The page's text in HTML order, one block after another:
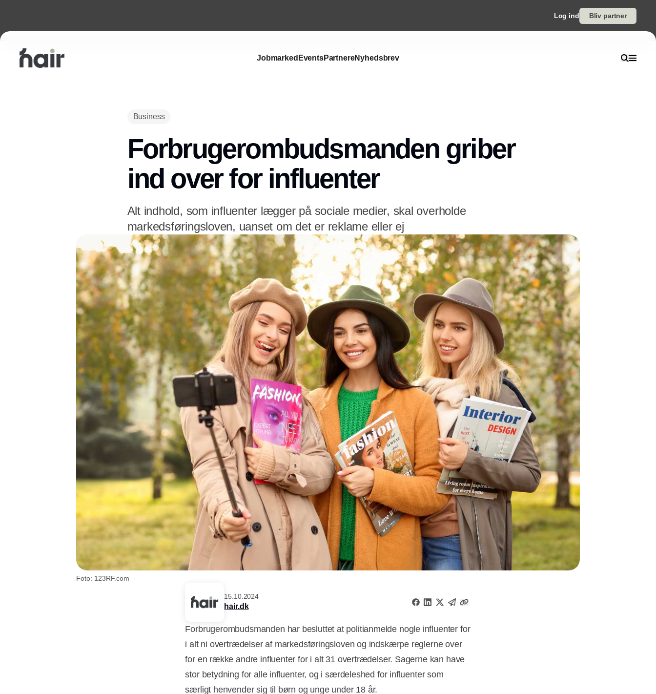
Log ind Bliv partner
Jobmarked EventsPartnereNyhedsbrev
Business
Forbrugerombudsmanden griber
ind over for influenter
Alt indhold, som influenter lægger på sociale medier, skal overholde
markedsføringsloven, uanset om det er reklame eller ej
Foto: 123RF.com
15.10.2024
hair.dk
Forbrugerombudsmanden har besluttet at politianmelde nogle influenter for
i alt ni overtrædelser af markedsføringsloven og indskærpe reglerne over
for en række andre influenter for i alt 31 overtrædelser. Sagerne kan have
stor betydning for alle influenter, og i særdeleshed for influenter som
særligt henvender sig til børn og unge under 18 år.